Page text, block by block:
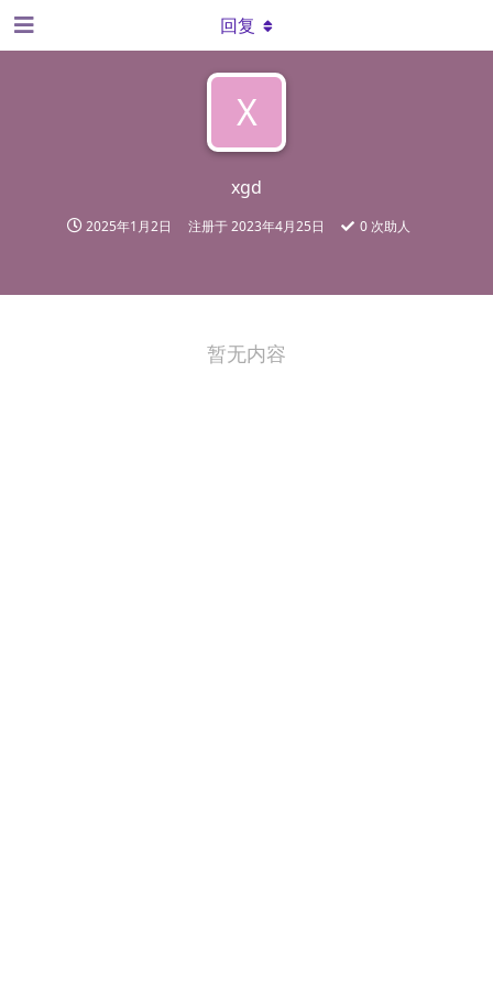
X
xgd
2025年1月2日 注册于2023年4月25日 0次助人
回复
暂无内容